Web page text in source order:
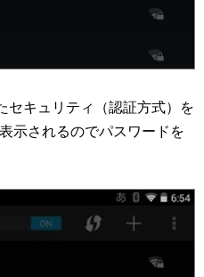
セキュリティ（認証方式）を
示されるのでパスワードを